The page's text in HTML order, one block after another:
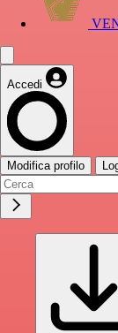
Accedi
Modifica profilo